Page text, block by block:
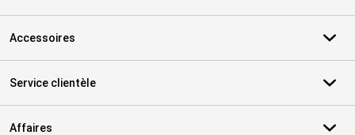
Accessoires
Service clientèle
Affaires